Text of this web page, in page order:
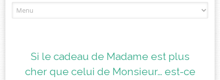
to
Si le cadeau de Madame est plus
cher que celui de Monsieur… est-ce